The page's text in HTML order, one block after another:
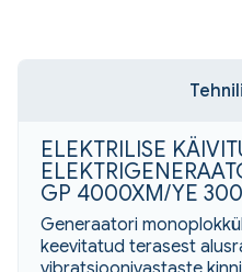
ELEKTRILISE
GP 4000XM/YE
Generaatori
keevitatud terasest